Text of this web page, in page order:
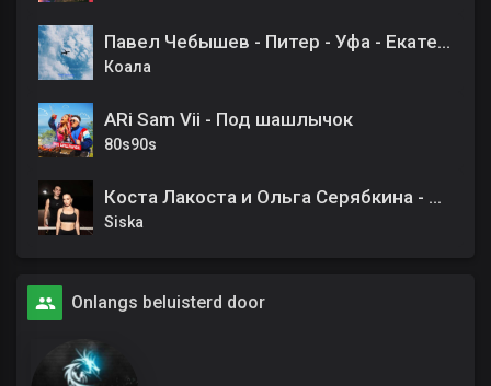
Павел Чебышев - Питер - Уфа - Екатеринбург
Коала
ARi Sam Vii - Под шашлычок
80s90s
Коста Лакоста и Ольга Серябкина - По улицам
Siska
Onlangs beluisterd door